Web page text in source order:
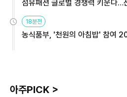
섬유패션 글로벌 경쟁력 키운다
원
18분전
농식품부, '천원의 아침밥' 참여
아주PICK >